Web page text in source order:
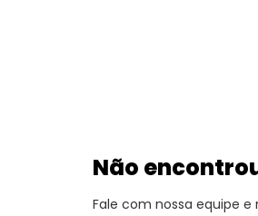
Não
Fale com nossa equipe